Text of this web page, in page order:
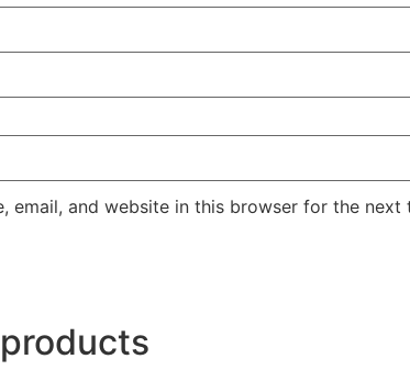
email, and website in this browser for the next